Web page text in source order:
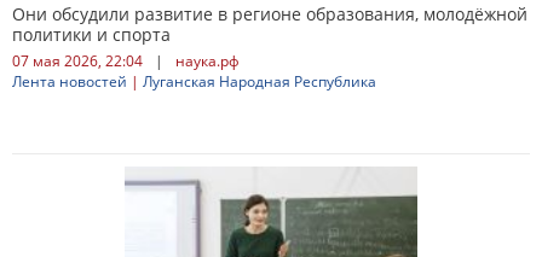
Они обсудили развитие в регионе образования, молодёжной
политики и спорта
07 мая 2026, 22:04 |
наука.рф
Лента новостей | Луганская Народная Республика